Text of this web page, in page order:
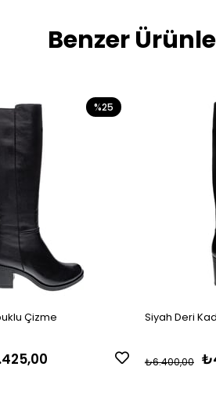
Benzer
Çizme
%25
Siyah Deri
₺6.400,00